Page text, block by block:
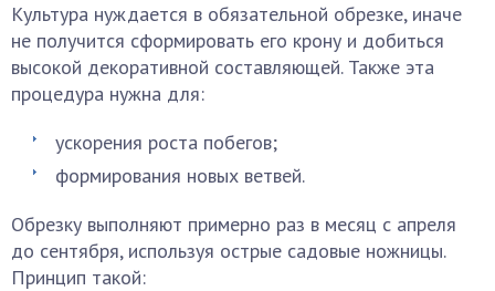
Культура нуждается в обязательной обрезке, иначе
не получится сформировать его крону и добиться
высокой декоративной составляющей. Также эта
процедура нужна для:
ускорения роста побегов;
формирования новых ветвей.
Обрезку выполняют примерно раз в месяц с апреля
до сентября, используя острые садовые ножницы.
Принцип такой: